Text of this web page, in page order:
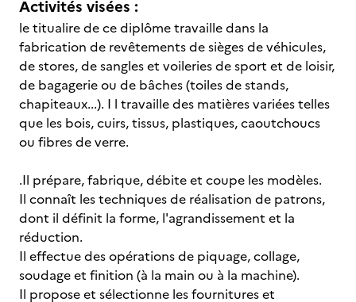
Activités visées :
le titualire de ce diplôme travaille dans la
fabrication de revêtements de sièges de véhicules,
de stores, de sangles et voileries de sport et de loisir,
de bagagerie ou de bâches (toiles de stands,
chapiteaux...). I l travaille des matières variées telles
que les bois, cuirs, tissus, plastiques, caoutchoucs
ou fibres de verre.
.Il prépare, fabrique, débite et coupe les modèles.
Il connaît les techniques de réalisation de patrons,
dont il définit la forme, l'agrandissement et la
réduction.
Il effectue des opérations de piquage, collage,
soudage et finition (à la main ou à la machine).
Il propose et sélectionne les fournitures et